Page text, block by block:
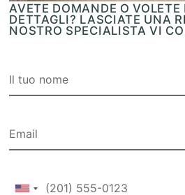
AVETE DOMANDE O VOLETE
DETTAGLI? LASCIATE UNA
NOSTRO SPECIALISTA VI